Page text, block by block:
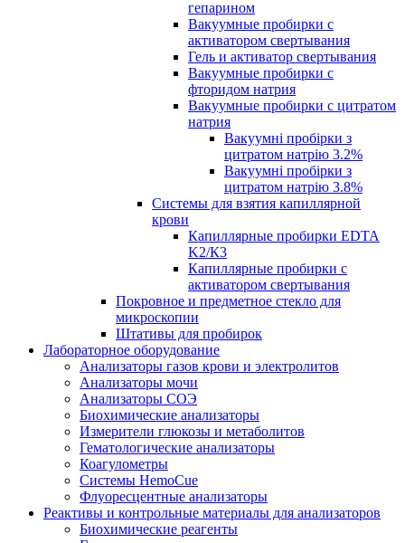
гепарином
Вакуумные пробирки с
активатором свертывания
Гель и активатор свертывания
Вакуумные пробирки с
фторидом натрия
Вакуумные пробирки с цитратом
натрия
Вакуумні пробірки з
цитратом натрію 3.2%
Вакуумні пробірки з
цитратом натрію 3.8%
Системы для взятия капиллярной
крови
Капиллярные пробирки EDTA
K2/К3
Капиллярные пробирки с
активатором свертывания
Покровное и предметное стекло для
микроскопии
Штативы для пробирок
Лабораторное оборудование
Анализаторы газов крови и электролитов
Анализаторы мочи
Анализаторы СОЭ
Биохимические анализаторы
Измерители глюкозы и метаболитов
Гематологические анализаторы
Коагулометры
Системы HemoCue
Флуоресцентные анализаторы
Реактивы и контрольные материалы для анализаторов
Биохимические реагенты